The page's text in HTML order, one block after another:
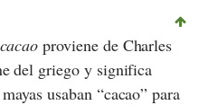
proviene de Charles
del griego y significa
usaban “cacao” para